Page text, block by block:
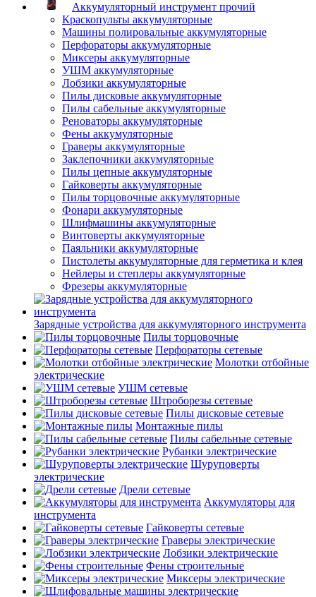
Аккумуляторный инструмент прочий
Краскопульты аккумуляторные
Машины полировальные аккумуляторные
Перфораторы аккумуляторные
Миксеры аккумуляторные
УШМ аккумуляторные
Лобзики аккумуляторные
Пилы дисковые аккумуляторные
Пилы сабельные аккумуляторные
Реноваторы аккумуляторные
Фены аккумуляторные
Граверы аккумуляторные
Заклепочники аккумуляторные
Пилы цепные аккумуляторные
Гайковерты аккумуляторные
Пилы торцовочные аккумуляторные
Фонари аккумуляторные
Шлифмашины аккумуляторные
Винтоверты аккумуляторные
Паяльники аккумуляторные
Пистолеты аккумуляторные для герметика и клея
Нейлеры и степлеры аккумуляторные
Фрезеры аккумуляторные
Зарядные устройства для аккумуляторного инструмента
Пилы торцовочные
Перфораторы сетевые
Молотки отбойные
электрические
УШМ сетевые
Штроборезы сетевые
Пилы дисковые сетевые
Монтажные пилы
Пилы сабельные сетевые
Рубанки электрические
Шуруповерты
электрические
Дрели сетевые
Аккумуляторы для
инструмента
Гайковерты сетевые
Граверы электрические
Лобзики электрические
Фены строительные
Миксеры электрические